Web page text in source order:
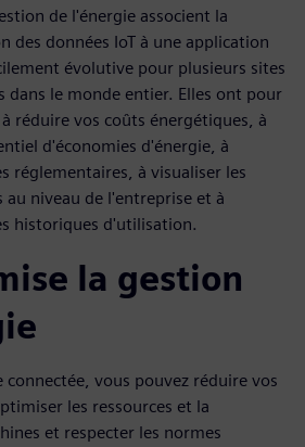
de l'énergie associent la
des données IoT à une application
évolutive pour plusieurs sites
dans le monde entier. Elles ont pour
réduire vos coûts énergétiques, à
d'économies d'énergie, à
réglementaires, à visualiser les
au niveau de l'entreprise et à
historiques d'utilisation.
la gestion
connectée, vous pouvez réduire vos
les ressources et la
et respecter les normes